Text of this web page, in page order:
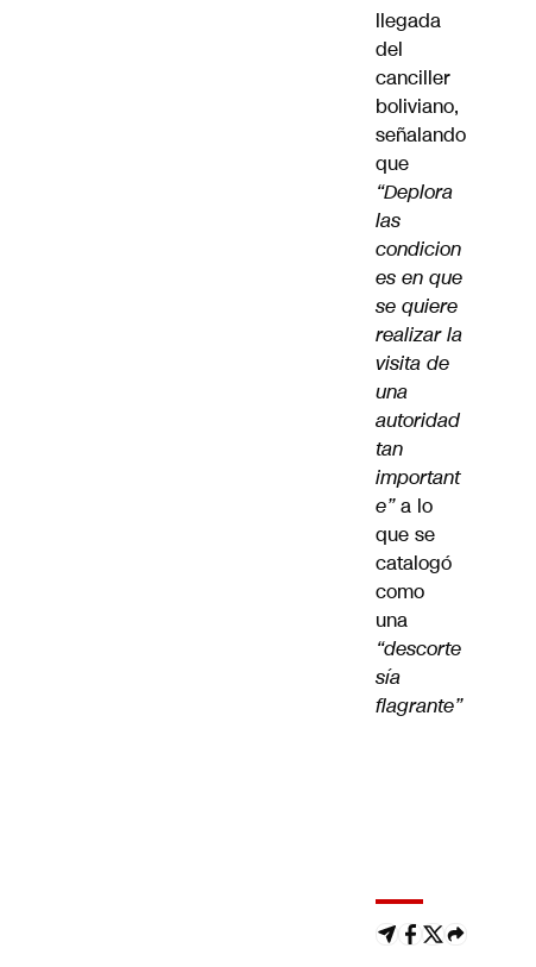
llegada
del
canciller
boliviano,
señalando
que
“Deplora
las
condicion
es en que
se quiere
realizar la
visita de
una
autoridad
tan
important
e”a lo
que se
catalogó
como
una
“descorte
sía
flagrante”